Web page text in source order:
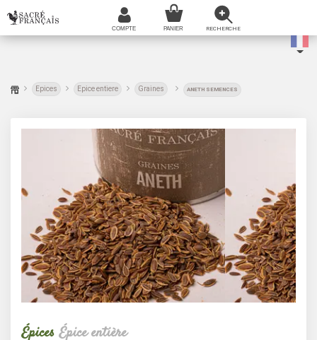
Epices Epice entiere Graines ANETH SEMENCES
Épices Épice entière